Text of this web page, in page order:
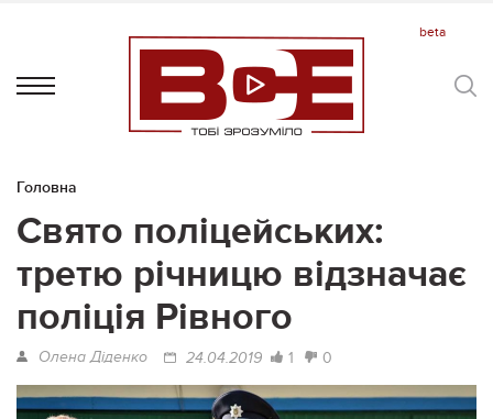
Головна
Свято поліцейських:
третю річницю відзначає
поліція Рівного
Олена Діденко 24.04.2019 1 0